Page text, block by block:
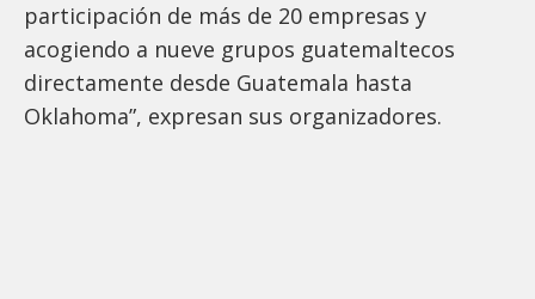
participación de más de 20 empresas y
acogiendo a nueve grupos guatemaltecos
directamente desde Guatemala hasta
Oklahoma”, expresan sus organizadores.